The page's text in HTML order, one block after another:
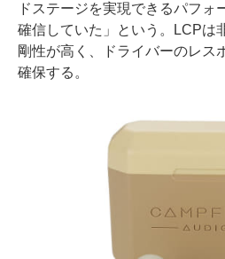
ドステージを実現できるパフォ
確信していた」という。LCPは
剛性が高く、ドライバーのレス
確保する。